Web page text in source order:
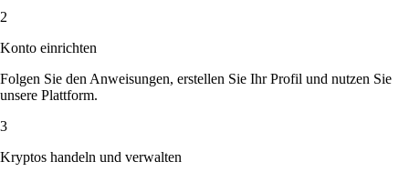
2
Konto einrichten
Folgen Sie den Anweisungen, erstellen Sie Ihr Profil und nutzen Sie
unsere Plattform.
3
Kryptos handeln und verwalten